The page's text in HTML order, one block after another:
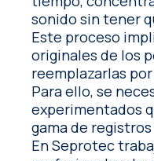
sonido sin tener
Este proceso
originales de los
reemplazarlas
Para ello, se
experimentados
gama de
En Seprotec